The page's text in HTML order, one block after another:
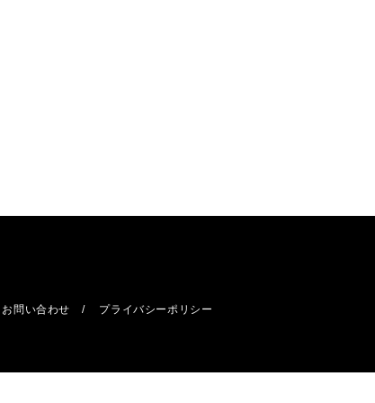
お問い合わせ プライバシーポリシー